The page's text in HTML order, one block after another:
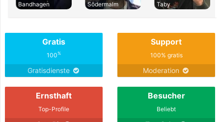
Bandhagen
Södermalm
Taby
Gratis
100%
Gratisdienste
Support
100% gratis
Moderation
Ernsthaft
Top-Profile
Besucher
Beliebt